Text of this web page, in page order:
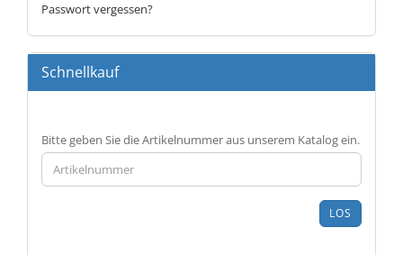
Passwort vergessen?
Schnellkauf
BITTE
GEBEN
SIE
DIE
Bitte geben Sie die Artikelnummer aus unserem Katalog ein.
LOS